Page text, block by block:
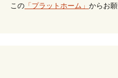
この 「プラットホーム」 からお願